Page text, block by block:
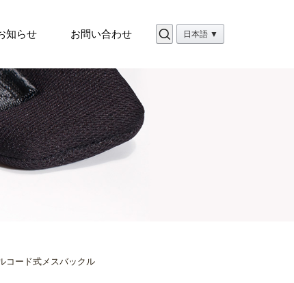
日本語 ▼
知らせ お問い合わせ
コード式メスバックル